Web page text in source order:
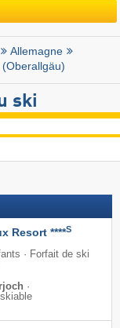
Allemagne
ski
Resort ****S
· Forfait de ski
·